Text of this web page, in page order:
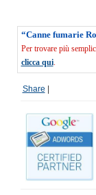
“Canne fumarie
Per trovare più
clicca qui.
Share